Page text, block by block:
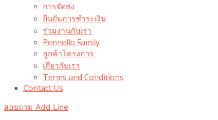
การจัดส่ง
ยืนยันการชำระเงิน
ร่วมงานกับเรา
Pennello Family
ลูกค้าโครงการ
เกี่ยวกับเรา
Terms and Conditions
Contact Us
สอบถาม Add Line